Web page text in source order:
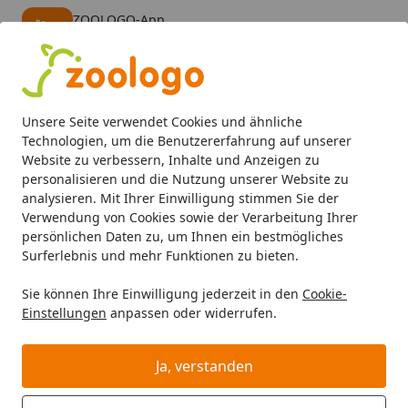
Unsere Seite verwendet Cookies und ähnliche
Technologien, um die Benutzererfahrung auf unserer
Website zu verbessern, Inhalte und Anzeigen zu
personalisieren und die Nutzung unserer Website zu
analysieren. Mit Ihrer Einwilligung stimmen Sie der
Verwendung von Cookies sowie der Verarbeitung Ihrer
persönlichen Daten zu, um Ihnen ein bestmögliches
Surferlebnis und mehr Funktionen zu bieten.
Sie können Ihre Einwilligung jederzeit in den Cookie-
Einstellungen anpassen oder widerrufen.
Ja, verstanden
ZOOLOGO-App
Alle Produkte
Mein Konto
Suchen
Startseite
Aquaristik Beleuchtung Zubehör Chihiros Blende
Chihiros Blende verspiegelt für
WRGB2 + Slim Aquarienbeleuchtung